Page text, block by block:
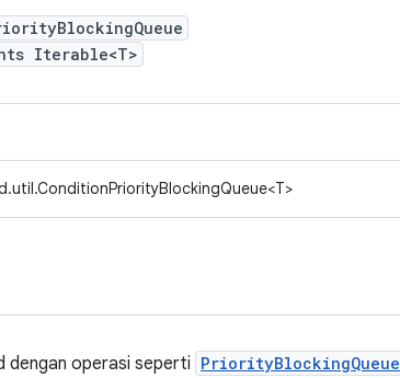
Iterable<T>
dengan operasi seperti PriorityBlockingQueue